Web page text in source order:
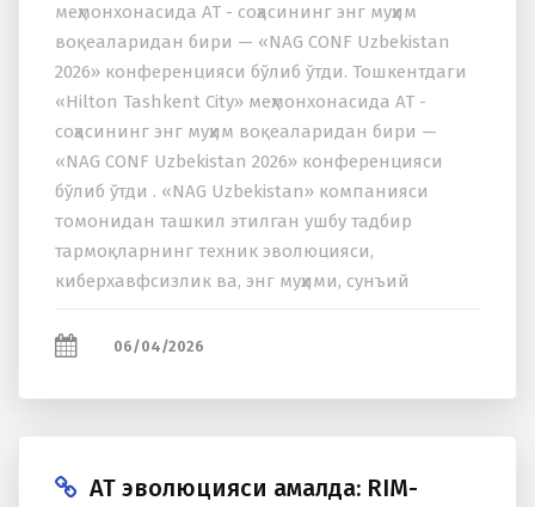
меҳмонхонасида АТ - соҳасининг энг муҳим
воқеаларидан бири — «NAG CONF Uzbekistan
2026» конференцияси бўлиб ўтди. Тошкентдаги
«Hilton Tashkent City» меҳмонхонасида АТ -
соҳасининг энг муҳим воқеаларидан бири —
«NAG CONF Uzbekistan 2026» конференцияси
бўлиб ўтди . «NAG Uzbekistan» компанияси
томонидан ташкил этилган ушбу тадбир
тармоқларнинг техник эволюцияси,
киберхавфсизлик ва, энг муҳими, сунъий
учун етакчи операторлар...
06/04/2026
АТ эволюцияси амалда: RIM-